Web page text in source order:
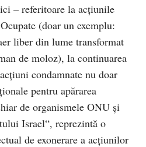
– referitoare la acțiunile
(doar un exemplu:
liber din lume transformat
de moloz), la continuarea
condamnate nu doar
pentru apărarea
de organismele ONU și
Israel“, reprezintă o
de exonerare a acțiunilor